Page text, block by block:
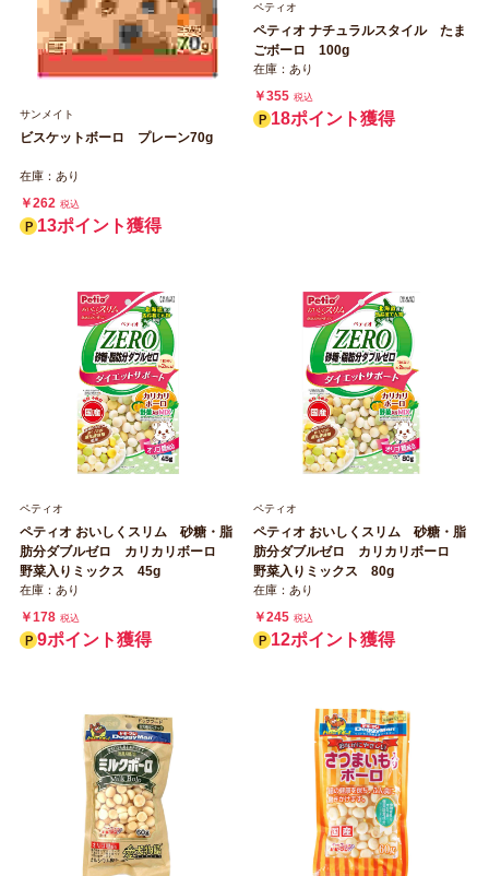
サンメイト
ビスケットボーロ プレーン70g
在庫：あり
￥262 税込
13ポイント獲得
ペティオ
ペティオ ナチュラルスタイル たま
ごボーロ 100g
在庫：あり
￥355 税込
18ポイント獲得
ペティオ
ペティオ おいしくスリム 砂糖・脂
肪分ダブルゼロ カリカリボーロ
野菜入りミックス 45g
在庫：あり
￥178 税込
9ポイント獲得
ペティオ
ペティオ おいしくスリム 砂糖・脂
肪分ダブルゼロ カリカリボーロ
野菜入りミックス 80g
在庫：あり
￥245 税込
12ポイント獲得